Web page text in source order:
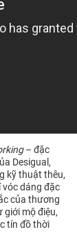
– đặc
Desigual,
kỹ thuật thêu,
vóc dáng đặc
của thương
giới mộ điệu,
tín đồ thời